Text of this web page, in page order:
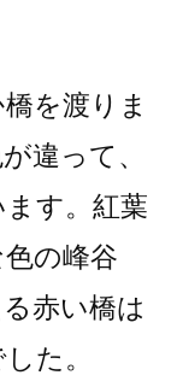
を渡りま
違って、
す。紅葉
の峰谷
赤い橋は
た。